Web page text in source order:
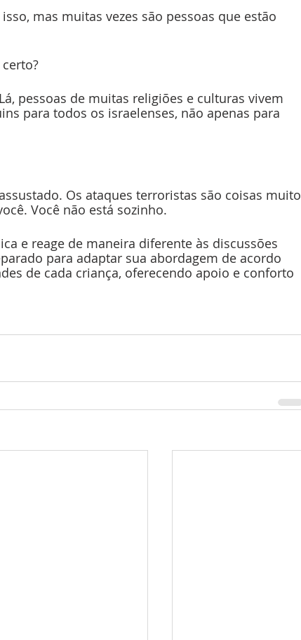
mas muitas vezes são pessoas que estão
pessoas de muitas religiões e culturas vivem
para todos os israelenses, não apenas para
Os ataques terroristas são coisas muito
Você não está sozinho.
e reage de maneira diferente às discussões
para adaptar sua abordagem de acordo
de cada criança, oferecendo apoio e conforto